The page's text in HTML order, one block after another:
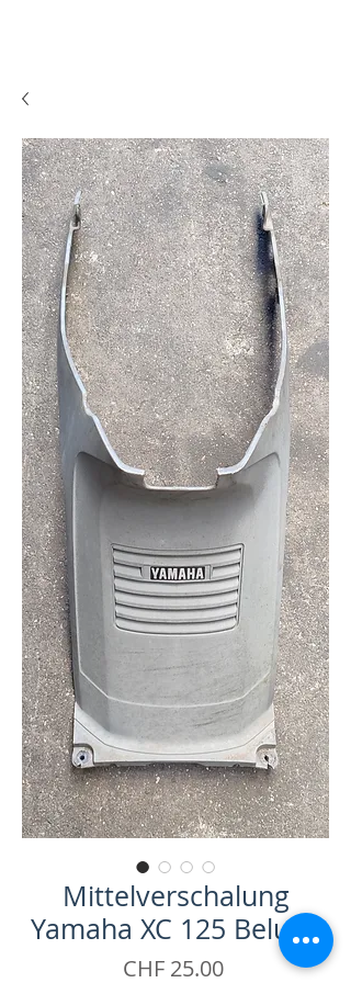
Mittelverschalung
Yamaha XC 125 Beluga
CHF 25.00Price